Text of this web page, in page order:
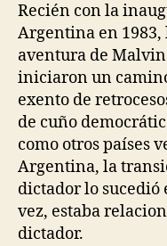
Recién con la
Argentina en
aventura de
iniciaron un
exento de
de cuño
como otros países
Argentina, la
dictador lo sucedió
vez, estaba
dictador.